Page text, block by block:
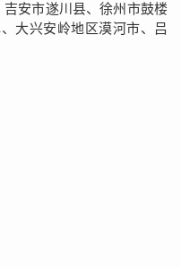
安市遂川县、徐州市鼓楼
大兴安岭地区漠河市、吕